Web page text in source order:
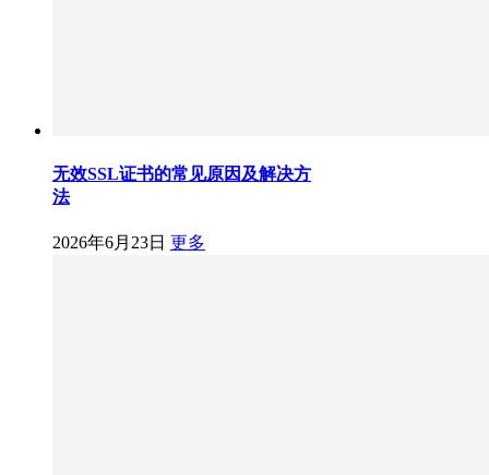
无效SSL证书的常见原因及解决方
法
2026年6月23日 更多